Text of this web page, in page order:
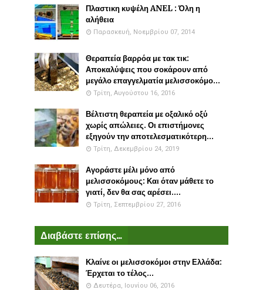
Πλαστικη κυψέλη ANEL : Όλη η
αλήθεια
Παρασκευή, Νοεμβρίου 07, 2014
Θεραπεία βαρρόα με τακ τικ:
Αποκαλύψεις που σοκάρουν από
μεγάλο επαγγελματία μελισσοκόμο...
Τρίτη, Αυγούστου 16, 2016
Βέλτιστη θεραπεία με οξαλικό οξύ
χωρίς απώλειες. Οι επιστήμονες
εξηγούν την αποτελεσματικότερη...
Τρίτη, Δεκεμβρίου 24, 2019
Αγοράστε μέλι μόνο από
μελισσοκόμους: Και όταν μάθετε το
γιατί, δεν θα σας αρέσει....
Τρίτη, Σεπτεμβρίου 27, 2016
Διαβάστε επίσης...
Κλαίνε οι μελισσοκόμοι στην Ελλάδα:
Έρχεται το τέλος...
Δευτέρα, Ιουνίου 06, 2016